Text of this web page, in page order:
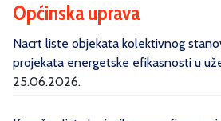
Općinska uprava
Nacrt liste objekata kolektivnog
projekata energetske efikasnosti u
25.06.2026.